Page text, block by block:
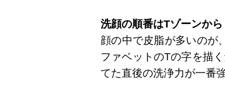
洗顔の順番はTゾーンから
顔の中で皮脂が多いのが
ファベットのTの字を描
てた直後の洗浄力が一番